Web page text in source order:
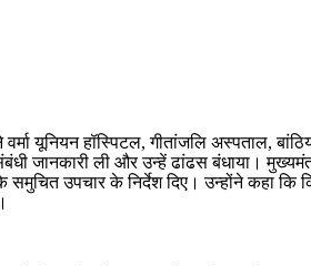
यूनियन हॉस्पिटल, गीतांजलि अस्पताल,
जानकारी ली और उन्हें ढांढस बंधाया।
उपचार के निर्देश दिए। उन्होंने कहा कि